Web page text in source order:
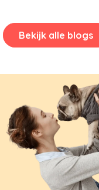
Bekijk alle blogs